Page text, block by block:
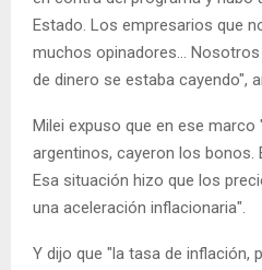
Estado. Los empresarios que
muchos opinadores…
de dinero se estaba cayendo",
Milei expuso que en ese
argentinos, cayeron los bonos.
Esa situación hizo que los
una aceleración inflacionaria".
Y dijo que "la tasa de inflación,